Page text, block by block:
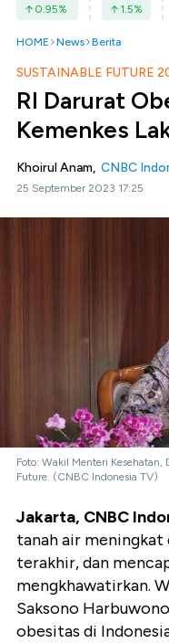
0.95% 1.5%
HOME News Berita
SUSTAINABLE FUTURE
RI Darurat
Kemenkes
Khoirul Anam, CNBC
25 September 2023 17:25
Foto: Wakil Menteri
Future. (CNBC Indonesia TV)
Jakarta, CNBC
tanah air meningkat
terakhir, dan
mengkhawatirkan.
Saksono
obesitas di